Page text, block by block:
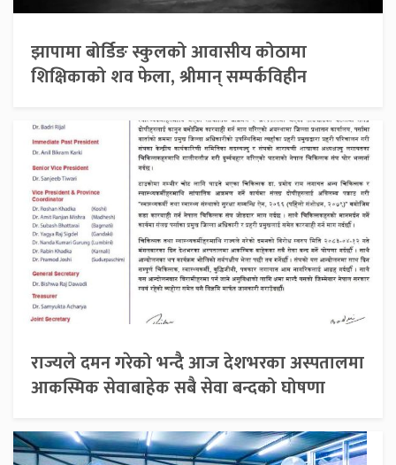
झापामा बोर्डिङ स्कुलको आवासीय कोठामा
शिक्षिकाको शव फेला, श्रीमान् सम्पर्कविहीन
राज्यले दमन गरेको भन्दै आज देशभरका अस्पतालमा
आकस्मिक सेवाबाहेक सबै सेवा बन्दको घोषणा